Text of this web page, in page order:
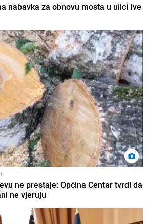
nabavka za obnovu mosta u ulici Ive
ne prestaje: Općina Centar tvrdi da
ne vjeruju